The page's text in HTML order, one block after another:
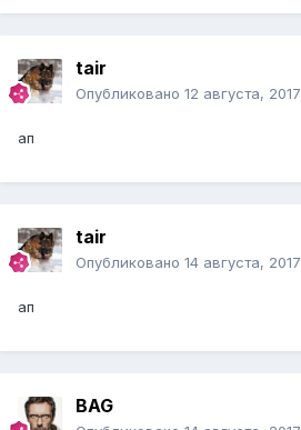
tair
Опубликовано 12 августа, 2017
ап
tair
Опубликовано 14 августа, 2017
ап
BAG